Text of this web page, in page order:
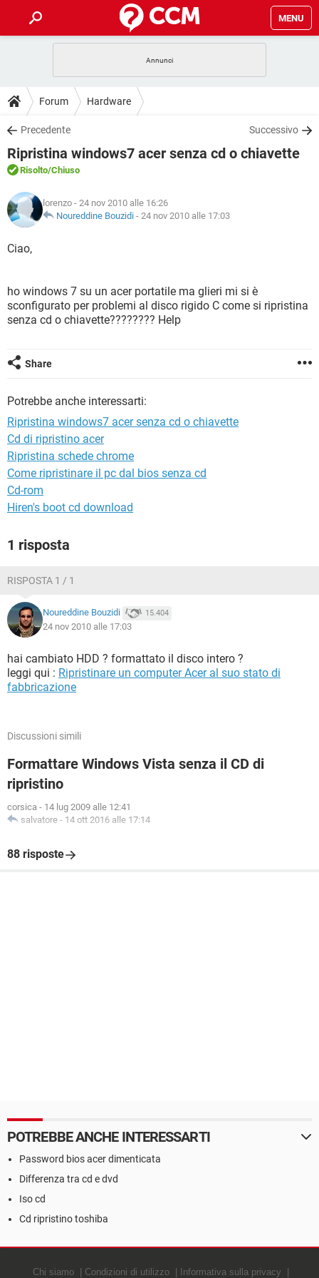
MENU
INTRATTENIMENTO
iOS
INSTAGRAM WHATSAPP
TIKTOK
HARDWARE
GUIDE
COVID-19
iOS
INSTAGRAM
TIKTOK FACEBOOK
DOWNLOAD
COVID-19 GAMING
INTRATTENIMENTO
iOS
INSTAGRAM
TIKTOK
FORUM
COVID-19
INTRATTENIMENTO ANDROID
TIKTOK FACEBOOK
HARDWARE
GLOSSARIO
COVID-19
INTRATTENIMENTO
INSTAGRAM WHATSAPP
TIKTOK FACEBOOK
Forum Hardware
Precedente Successivo
Ripristina windows7 acer senza cd o chiavette
Risolto/Chiuso
lorenzo - 24 nov 2010 alle 16:26
Noureddine Bouzidi - 24 nov 2010 alle 17:03
Ciao,
ho windows 7 su un acer portatile ma glieri mi si è
sconfigurato per problemi al disco rigido C come si ripristina
senza cd o chiavette???????? Help
Share
Potrebbe anche interessarti:
Ripristina windows7 acer senza cd o chiavette
Cd di ripristino acer
Ripristina schede chrome
Come ripristinare il pc dal bios senza cd
Cd-rom
Hiren's boot cd download
1 risposta
RISPOSTA 1 / 1
Noureddine Bouzidi 15.404
24 nov 2010 alle 17:03
hai cambiato HDD ? formattato il disco intero ?
leggi qui : Ripristinare un computer Acer al suo stato di
fabbricazione
Discussioni simili
Formattare Windows Vista senza il CD di
ripristino
corsica - 14 lug 2009 alle 12:41
salvatore - 14 ott 2016 alle 17:14
88 risposte
POTREBBE ANCHE INTERESSARTI
Password bios acer dimenticata
Differenza tra cd e dvd
Iso cd
Cd ripristino toshiba
Chi siamo Condizioni di utilizzo Informativa sulla privacy